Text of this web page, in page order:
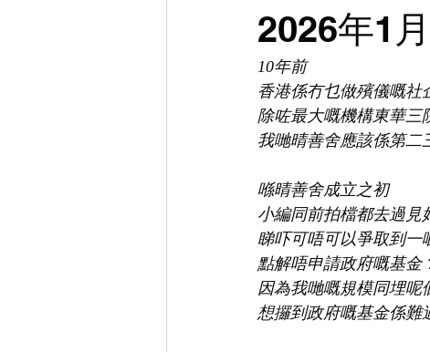
2026年1
10年前
香港係冇乜做殯儀嘅社
除咗最大嘅機構東華三
我哋晴善舍應該係第二
喺晴善舍成立之初
小編同前拍檔都去過見
睇吓可唔可以爭取到一
點解唔申請政府嘅基金
因為我哋嘅規模同埋呢
想攞到政府嘅基金係難